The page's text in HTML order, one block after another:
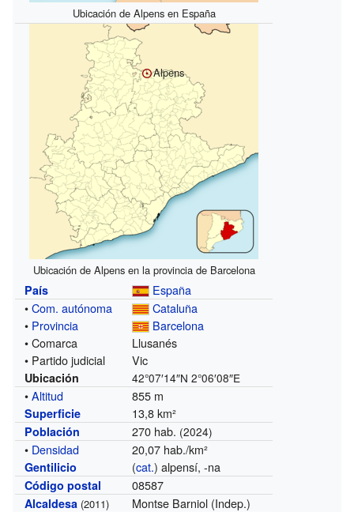
Ubicación de Alpens en España
Alpens
Ubicación de Alpens en la provincia de Barcelona
País
España
•Com. autónoma
Cataluña
• Provincia
Barcelona
• Comarca
Llusanés
• Partido judicial
Vic
Ubicación 42°07′14″N 2°06′08″E
•Altitud 855 m
Superficie 13,8 km²
Población 270 hab. (2024)
• Densidad 20,07 hab./km²
Gentilicio (cat.) alpensí, -na
Código postal 08587
Alcaldesa (2011) Montse Barniol (Indep.)